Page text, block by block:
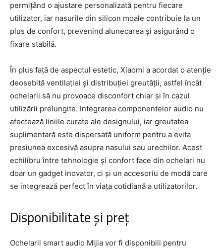
permițând o ajustare personalizată pentru fiecare
utilizator, iar nasurile din silicon moale contribuie la un
plus de confort, prevenind alunecarea și asigurând o
fixare stabilă.
În plus față de aspectul estetic, Xiaomi a acordat o atenție
deosebită ventilației și distribuției greutății, astfel încât
ochelarii să nu provoace disconfort chiar și în cazul
utilizării prelungite. Integrarea componentelor audio nu
afectează liniile curate ale designului, iar greutatea
suplimentară este dispersată uniform pentru a evita
presiunea excesivă asupra nasului sau urechilor. Acest
echilibru între tehnologie și confort face din ochelari nu
doar un gadget inovator, ci și un accesoriu de modă care
se integrează perfect în viața cotidiană a utilizatorilor.
Disponibilitate și preț
Ochelarii smart audio Mijia vor fi disponibili pentru